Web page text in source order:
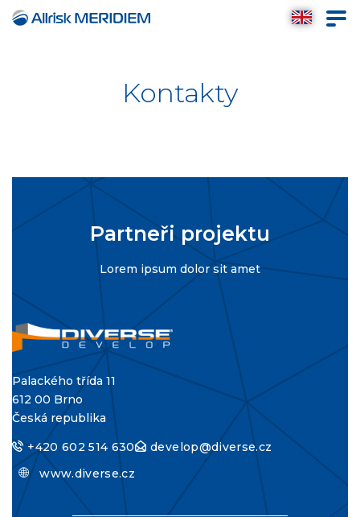
Kontakty
Partneři projektu
Lorem ipsum dolor sit amet
Palackého třída 11
612 00 Brno
Česká republika
+420 602 514 630
develop@diverse.cz
www.diverse.cz